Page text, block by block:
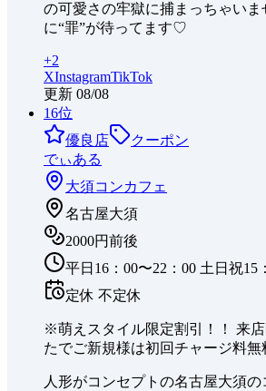
の可愛さの牢獄に捕まっちゃいま
に“罪”が待ってます♡
+2
XInstagramTikTok
更新 08/08
16位
優良店
クーポン
でぃある
大須コンカフェ
名古屋大須
2000円前後
平日16：00〜22：00 土日祝15
定休 不定休
※萌えスタイル限定割引！！ 来
たでご新規様は初回チャージ料
人形がコンセプトの名古屋大須